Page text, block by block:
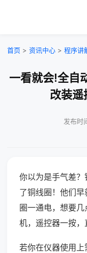
首页 > 资讯中心 > 程序讲
一看就会!全自
改装
发布时
你以为是手气差
了铜线圈！他们
圈一通电，想要
机，遥控器一按，
若你在仪器使用